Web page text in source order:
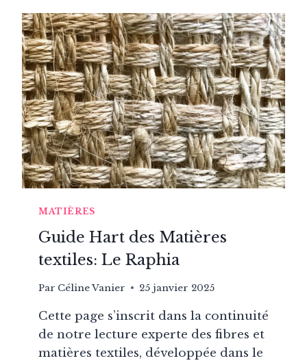
POURQUOI
LES
MATIÈRES
NATURELLES
DOMINENT
LE
TEXTILE
DE
LUXE
?
MATIÈRES
Guide Hart des Matières
textiles: Le Raphia
Par Céline Vanier 25 janvier 2025
Cette page s’inscrit dans la continuité
de notre lecture experte des fibres et
matières textiles, développée dans le